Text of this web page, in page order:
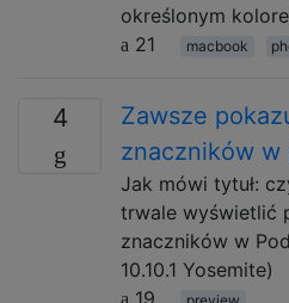
określonym
21
macbook
4
Zawsze
znaczników w
Jak mówi tytuł:
trwale wyświetlić
znaczników w
10.10.1 Yosemite)
19